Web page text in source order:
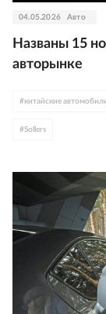
04.05.2026 Авто
Названы 15
авторынке
#китайские
#Sollers